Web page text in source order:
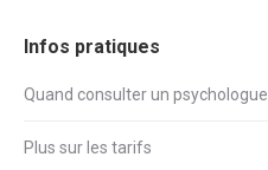
Infos pratiques
Quand consulter un psychologue
Plus sur les tarifs